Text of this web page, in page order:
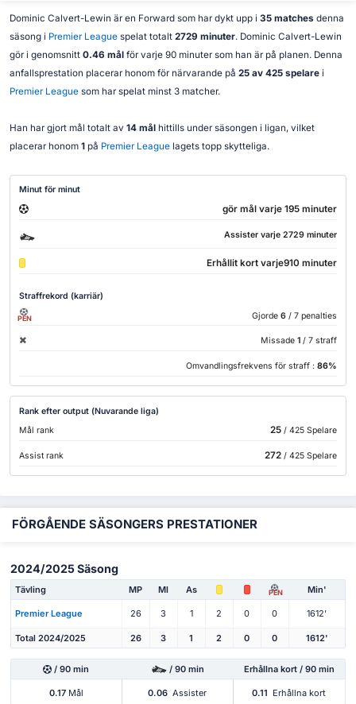
Dominic Calvert-Lewin är en Forward som har dykt upp i 35 matches denna
säsong i Premier Leaguespelat totalt 2729 minuter. Dominic Calvert-Lewin
gör i genomsnitt 0.46 mål för varje 90 minuter som han är på planen. Denna
anfallsprestation placerar honom för närvarande på 25 av 425 spelare i
Premier Leaguesom har spelat minst 3 matcher.
Han har gjort mål totalt av 14 mål hittills under säsongen i ligan, vilket
placerar honom 1på Premier Leaguelagets topp skytteliga.
Minut för minut
gör mål varje 195 minuter
Assister varje 2729 minuter
Erhållit kort varje910 minuter
Straffrekord (karriär)
PEN Gjorde 6 / 7 penalties
Missade 1 / 7 straff
Omvandlingsfrekvens för straff : 86%
Rank efter output (Nuvarande liga)
Mål rank
25/ 425 Spelare
Assist rank 272/ 425 Spelare
FÖRGÅENDE SÄSONGERS PRESTATIONER
2024/2025 Säsong
Tävling MP Ml As PEN Min'
Premier League 26 3 1 2 0 0 1612'
Total 2024/2025 26 3 1 2 0 0 1612'
/ 90 min / 90 min Erhållna kort / 90 min
0.17Mål 0.06 Assister 0.11 Erhållna kort